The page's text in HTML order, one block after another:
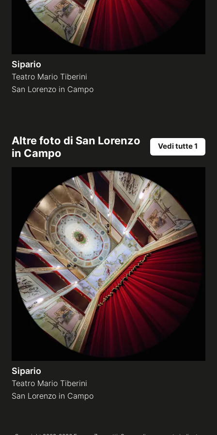
Sipario
Teatro Mario Tiberini
San Lorenzo in Campo
Altre foto di San Lorenzo
in Campo
Vedi tutte 1
Sipario
Teatro Mario Tiberini
San Lorenzo in Campo